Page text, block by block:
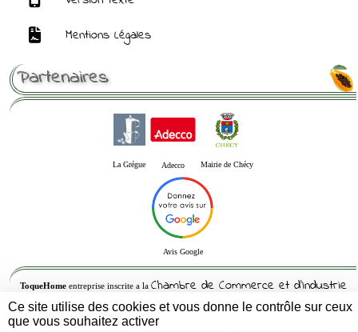
Mentions Légales
Partenaires
La Grégue Adecco Mairie de Chécy
Avis Google
ToqueHomeentreprise inscrite a la Chambre de Commerce et d'Industrie
du Loiret
Siren : 832564082 -- Siret : 83256408200010 - APE : 5621Z- RCS : 832564082
Ce site utilise des cookies et vous donne le contrôle sur ceux
que vous souhaitez activer